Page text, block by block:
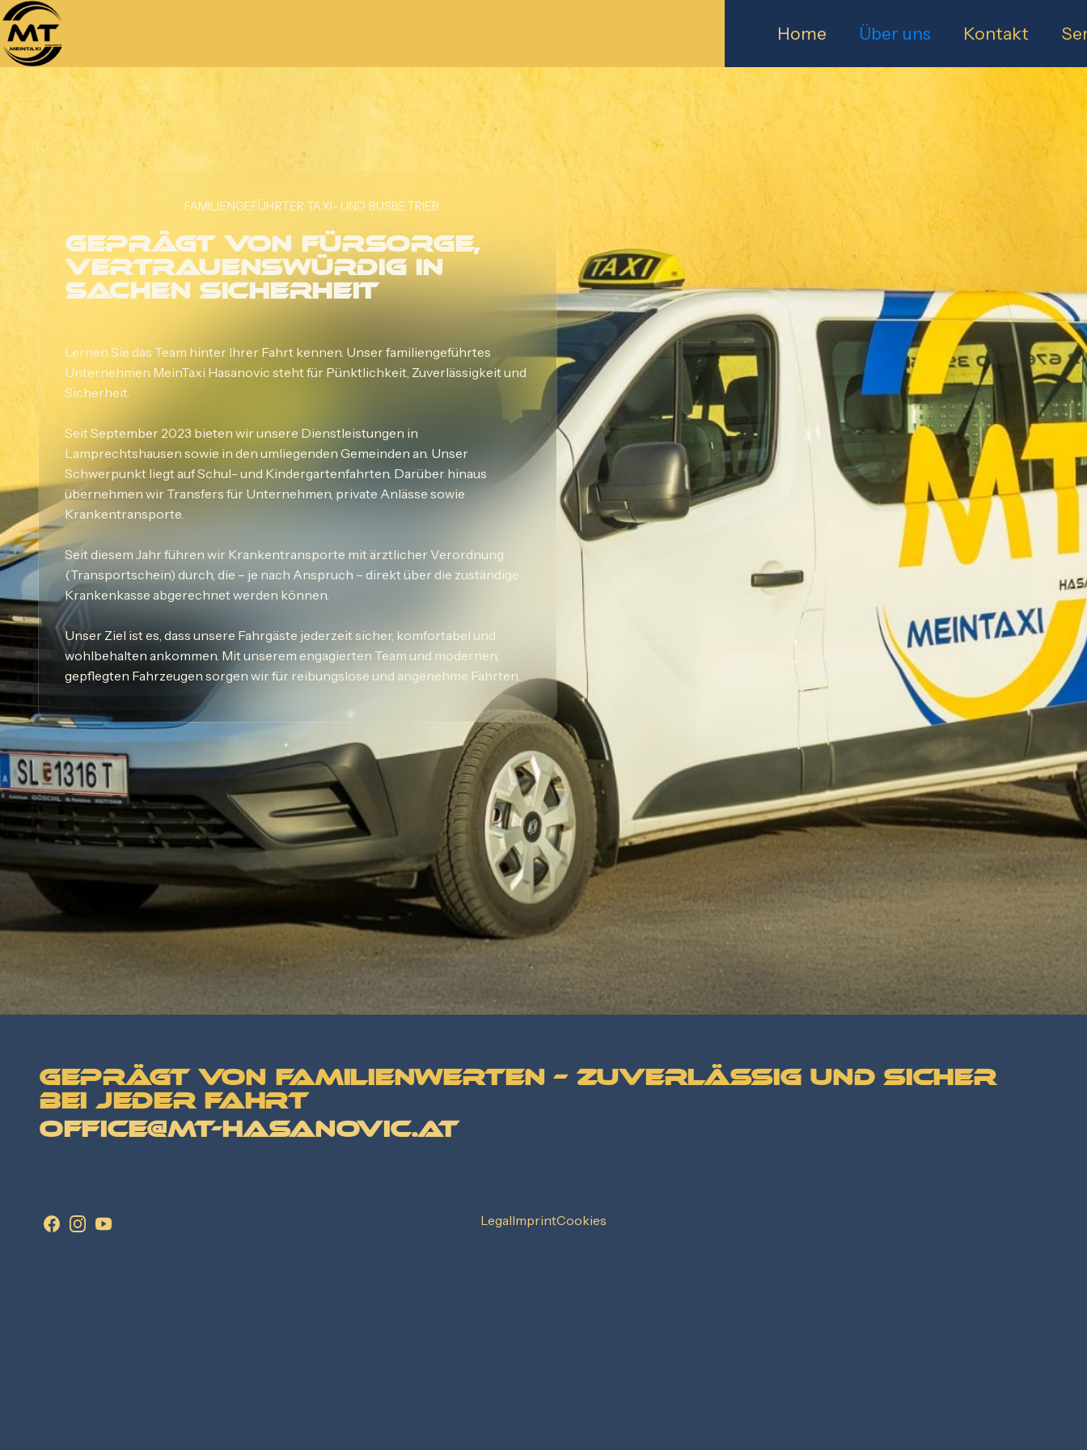
Home Über uns Kontakt
FAMILIENGEFÜHRTER TAXI- UND BUSBETRIEB
Geprägt von Fürsorge,
vertrauenswürdig in
Sachen Sicherheit
Lernen Sie das Team hinter Ihrer Fahrt kennen. Unser familiengeführtes
Unternehmen MeinTaxi Hasanovic steht für Pünktlichkeit, Zuverlässigkeit und
Sicherheit.
Seit September 2023 bieten wir unsere Dienstleistungen in
Lamprechtshausen sowie in den umliegenden Gemeinden an. Unser
Schwerpunkt liegt auf Schul- und Kindergartenfahrten. Darüber hinaus
übernehmen wir Transfers für Unternehmen, private Anlässe sowie
Krankentransporte.
Seit diesem Jahr führen wir Krankentransporte mit ärztlicher Verordnung
(Transportschein) durch, die – je nach Anspruch – direkt über die zuständige
Krankenkasse abgerechnet werden können.
Unser Ziel ist es, dass unsere Fahrgäste jederzeit sicher, komfortabel und
wohlbehalten ankommen. Mit unserem engagierten Team und modernen,
gepflegten Fahrzeugen sorgen wir für reibungslose und angenehme Fahrten.
Geprägt von Familienwerten – zuverlässig und sicher
bei jeder Fahrt
office@mt-hasanovic.at
Facebook
Instagram
YouTube
LegalImprintCookies